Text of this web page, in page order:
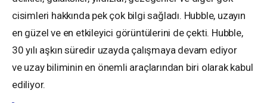
cisimleri hakkında pek çok bilgi sağladı. Hubble, uzayın
en güzel ve en etkileyici görüntülerini de çekti. Hubble,
30 yılı aşkın süredir uzayda çalışmaya devam ediyor
ve uzay biliminin en önemli araçlarından biri olarak kabul
ediliyor.